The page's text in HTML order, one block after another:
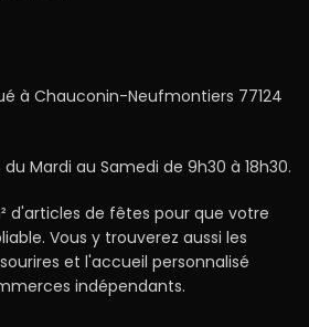
à Chauconin-Neufmontiers 77124
Mardi au Samedi de 9h30 à 18h30.
d'articles de fêtes pour que votre
Vous y trouverez aussi les
et l'accueil personnalisé
indépendants.